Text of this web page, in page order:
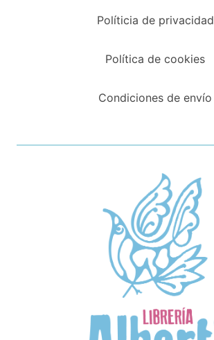
Políticia de privacidad
Política de cookies
Condiciones de envío